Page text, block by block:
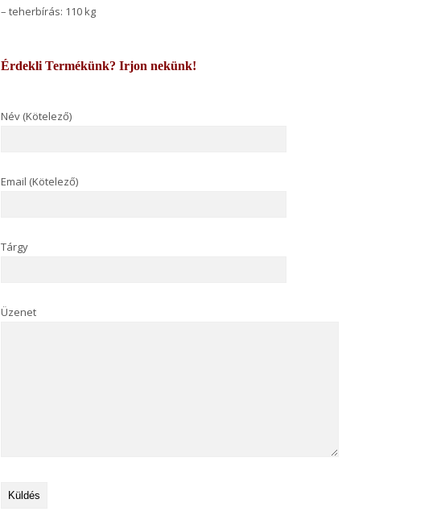
– teherbírás: 110 kg
Érdekli Termékünk? Irjon nekünk!
Név (Kötelező)
Email (Kötelező)
Tárgy
Üzenet